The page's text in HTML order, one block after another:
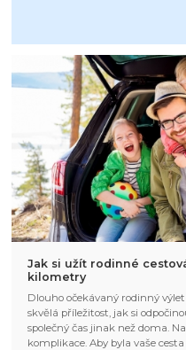
Jak si užít rodinné
kilometry
Dlouho očekávaný rodinný
skvělá příležitost, jak si
společný čas jinak než doma.
komplikace. Aby byla vaše